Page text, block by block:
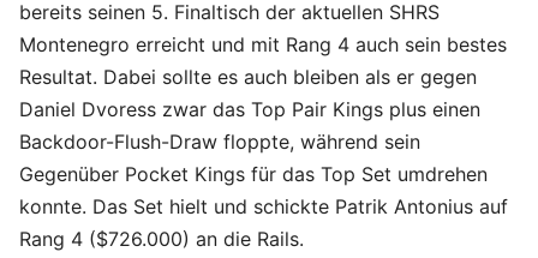
bereits seinen 5. Finaltisch der aktuellen SHRS
Montenegro erreicht und mit Rang 4 auch sein bestes
Resultat. Dabei sollte es auch bleiben als er gegen
Daniel Dvoress zwar das Top Pair Kings plus einen
Backdoor-Flush-Draw floppte, während sein
Gegenüber Pocket Kings für das Top Set umdrehen
konnte. Das Set hielt und schickte Patrik Antonius auf
Rang 4 ($726.000) an die Rails.